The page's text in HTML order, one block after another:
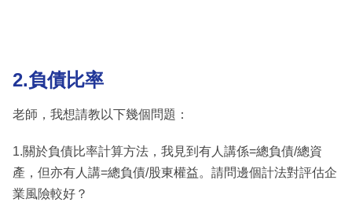
2.負債比率
老師，我想請教以下幾個問題：
1.關於負債比率計算方法，我見到有人講係=總負債/總資
產，但亦有人講=總負債/股東權益。請問邊個計法對評估企
業風險較好？